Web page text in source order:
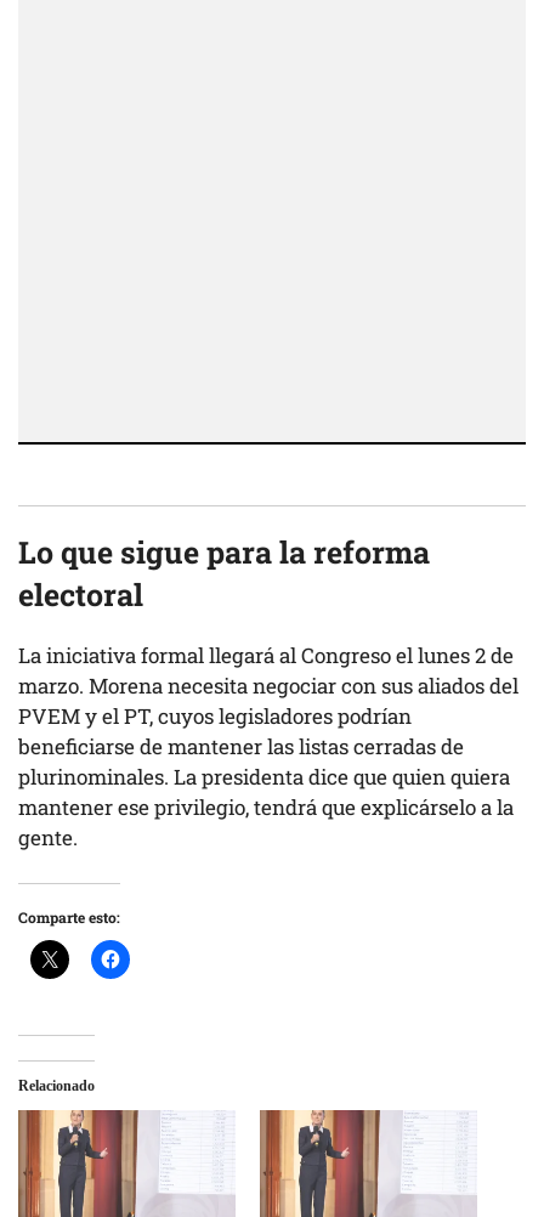
Lo que siguepara la reforma
electoral
La iniciativa formal llegará al Congreso el lunes 2 de
marzo. Morena necesita negociar con sus aliados del
PVEM y el PT, cuyos legisladores podrían
beneficiarse de mantener las listas cerradas de
plurinominales. La presidenta dice que quien quiera
mantener ese privilegio, tendrá que explicárselo a la
gente.
Comparte esto:
Relacionado